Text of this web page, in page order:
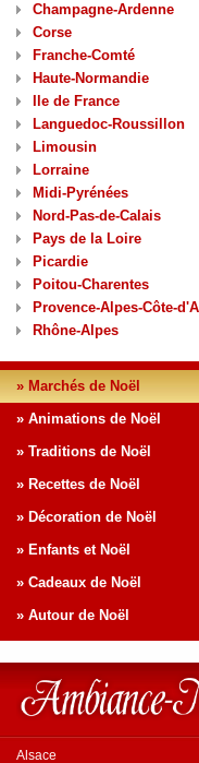
Champagne-Ardenne
Corse
Franche-Comté
Haute-Normandie
Ile de France
Languedoc-Roussillon
Limousin
Lorraine
Midi-Pyrénées
Nord-Pas-de-Calais
Pays de la Loire
Picardie
Poitou-Charentes
Provence-Alpes-Côte-
Rhône-Alpes
» Marchés de Noël
» Animations de Noël
» Traditions de Noël
» Recettes de Noël
» Décoration de Noël
» Enfants et Noël
» Cadeaux de Noël
» Autour de Noël
Alsace